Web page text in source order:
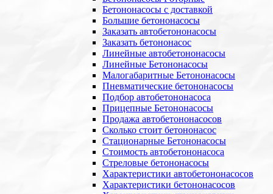
Бетононасосы с доставкой
Большие бетононасосы
Заказать автобетононасосы
Заказать бетононасос
Линейные автобетононасосы
Линейные Бетононасосы
Малогабаритные Бетононасосы
Пневматические бетононасосы
Подбор автобетононасоса
Прицепные Бетононасосы
Продажа автобетононасосов
Сколько стоит бетононасос
Стационарные Бетононасосы
Стоимость автобетононасоса
Стреловые бетононасосы
Характеристики автобетононасосов
Характеристики бетононасосов